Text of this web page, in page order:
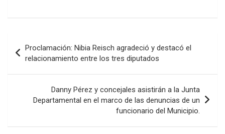
ce
b
o
o
tt
er
at
s
A
p
p
ke
dI
n
m
ar
tir
de
entradas
Proclamación: Nibia Reisch agradeció y destacó el
relacionamiento entre los tres diputados
Danny Pérez y concejales asistirán a la Junta
Departamental en el marco de las denuncias de un
funcionario del Municipio.